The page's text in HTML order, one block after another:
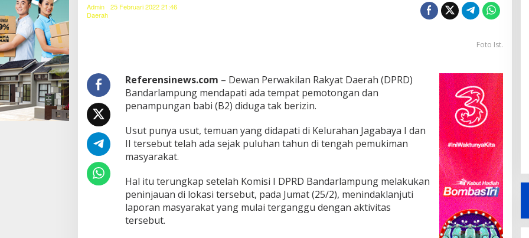
n
o
m
s
I
D
R
B
a
n
a
Admin
25 Februari 2022 21:46
Daerah
Foto Ist.
Referensinews.com – Dewan Perwakilan Rakyat Daerah (DPRD)
Bandarlampung mendapati ada tempat pemotongan dan
penampungan babi (B2) diduga tak berizin.
Usut punya usut, temuan yang didapati di Kelurahan Jagabaya I dan
II tersebut telah ada sejak puluhan tahun di tengah pemukiman
masyarakat.
Hal itu terungkap setelah Komisi I DPRD Bandarlampung melakukan
peninjauan di lokasi tersebut, pada Jumat (25/2), menindaklanjuti
laporan masyarakat yang mulai terganggu dengan aktivitas
tersebut.